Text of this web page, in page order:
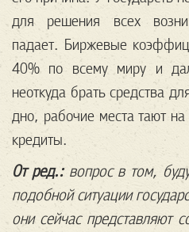
для решения всех
падает. Биржевые
40% по всему миру и
неоткуда брать средства
дно, рабочие места тают
кредиты.
От ред.:вопрос в том,
подобной ситуации
они сейчас представляют